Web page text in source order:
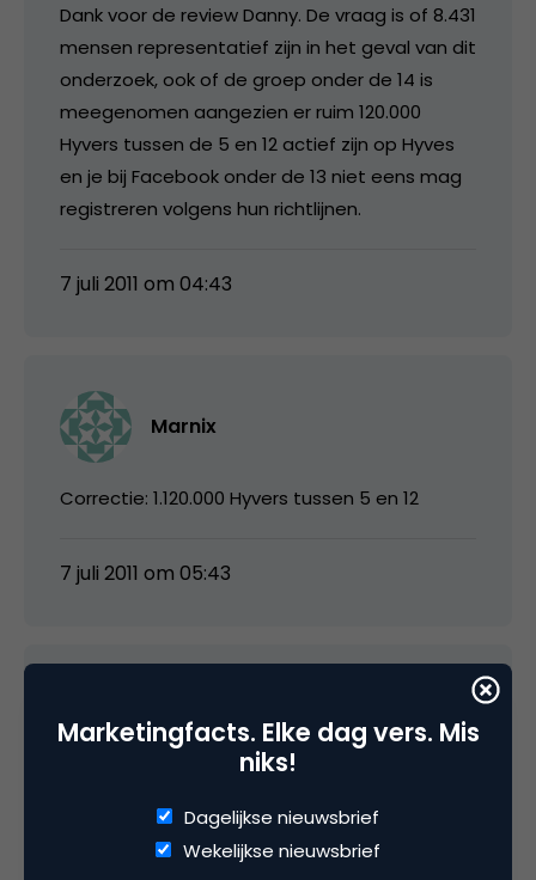
Dank voor de review Danny. De vraag is of 8.431
mensen representatief zijn in het geval van dit
onderzoek, ook of de groep onder de 14 is
meegenomen aangezien er ruim 120.000
Hyvers tussen de 5 en 12 actief zijn op Hyves
en je bij Facebook onder de 13 niet eens mag
registreren volgens hun richtlijnen.
7 juli 2011 om 04:43
Marnix
Correctie: 1.120.000 Hyvers tussen 5 en 12
7 juli 2011 om 05:43
Gerard
focus is op wie nu het grootste is Facebook of
Hyves. Is de essentie van social media niet
Marketingfacts. Elke dag vers. Mis
niks!
Dagelijkse nieuwsbrief
Wekelijkse nieuwsbrief